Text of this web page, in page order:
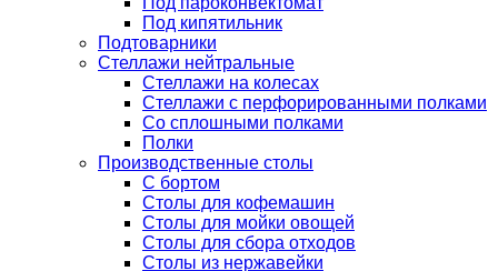
Под кипятильник
Подтоварники
Стеллажи нейтральные
Стеллажи на колесах
Стеллажи с перфорированными полками
Со сплошными полками
Полки
Производственные столы
С бортом
Столы для кофемашин
Столы для мойки овощей
Столы для сбора отходов
Столы из нержавейки